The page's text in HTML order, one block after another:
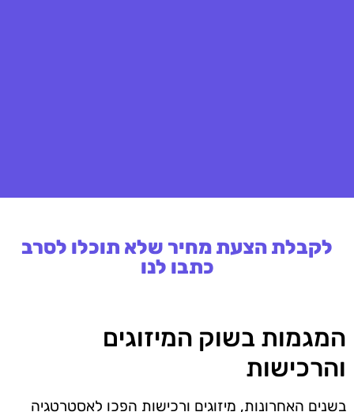
לקבלת הצעת מחיר שלא תוכלו לסרב
כתבו לנו
המגמות בשוק המיזוגים
והרכישות
בשנים האחרונות, מיזוגים ורכישות הפכו לאסטרטגיה